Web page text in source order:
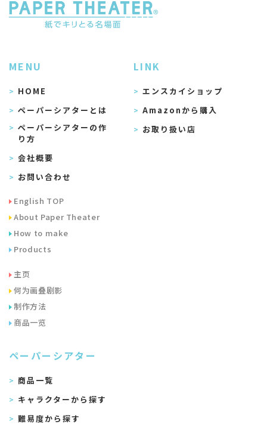
MENU
HOME
ペーパーシアターとは
ペーパーシアターの作
り方
会社概要
お問い合わせ
English TOP
About Paper Theater
How to make
Products
主页
何为画叠剧影
制作方法
商品一览
ペーパーシアター
商品一覧
キャラクターから探す
難易度から探す
LINK
エンスカイショップ
Amazonから購入
お取り扱い店